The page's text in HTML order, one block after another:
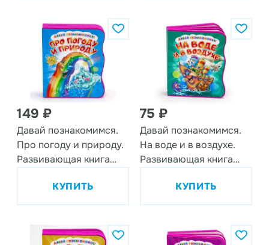
149 ₽
Давай познакомимся.
Про погоду и природу.
Развивающая книга
КУПИТЬ
75 ₽
Давай познакомимся.
На воде и в воздухе.
Развивающая книга
КУПИТЬ